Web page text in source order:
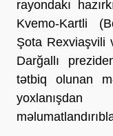
rayondakı
Kvemo-Kartli
Şota Rexviaşvili
Darğallı
tətbiq olunan